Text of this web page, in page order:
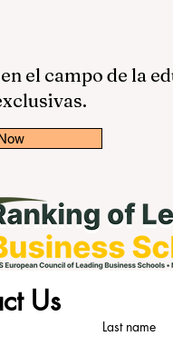
el campo de la
Us
Last name